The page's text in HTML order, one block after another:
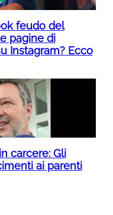
feudo del
pagine di
Instagram? Ecco
carcere: Gli
ai parenti